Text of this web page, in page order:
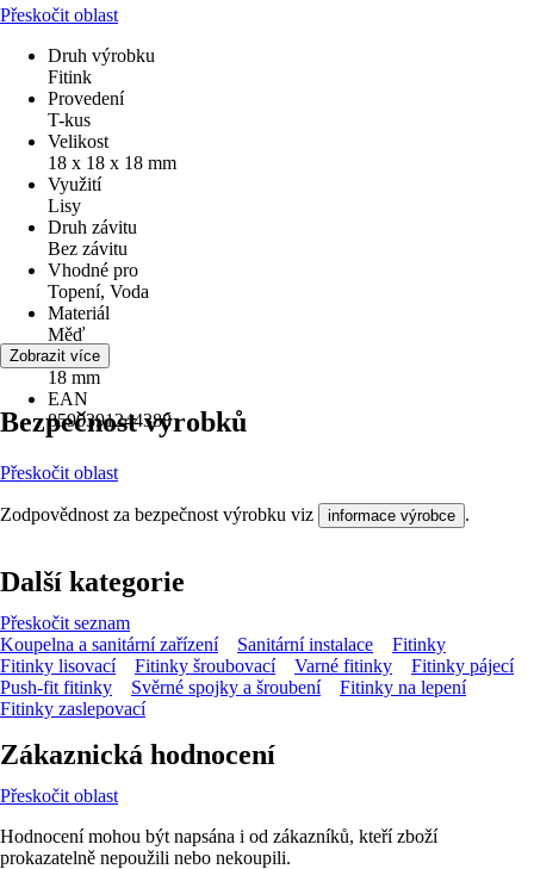
Přeskočit oblast
Druh výrobku
Fitink
Provedení
T-kus
Velikost
18 x 18 x 18 mm
Využití
Lisy
Druh závitu
Bez závitu
Vhodné pro
Topení, Voda
Materiál
Měď
Průměr
18 mm
EAN
8590391244388
Zobrazit více
Bezpečnost výrobků
Přeskočit oblast
Zodpovědnost za bezpečnost výrobku viz informace výrobce .
Další kategorie
Přeskočit seznam
Koupelna a sanitární zařízení
Sanitární instalace
Fitinky
Fitinky lisovací
Fitinky šroubovací Varné fitinky
Fitinky pájecí
Push-fit fitinky
Svěrné spojky a šroubení
Fitinky na lepení
Fitinky zaslepovací
Zákaznická hodnocení
Přeskočit oblast
Hodnocení mohou být napsána i od zákazníků, kteří zboží
prokazatelně nepoužili nebo nekoupili.